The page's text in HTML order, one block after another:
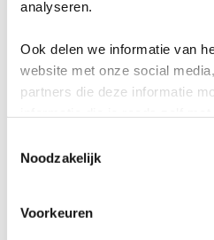
analyseren.
Ook delen we informatie van
website met onze social
partners die deze informatie
Noodzakelijk
Voorkeuren
Reisvoorstel
5. Fasano Rio de Janeiro
Dit hotel ligt niet aan het
erg bekend in Rio de